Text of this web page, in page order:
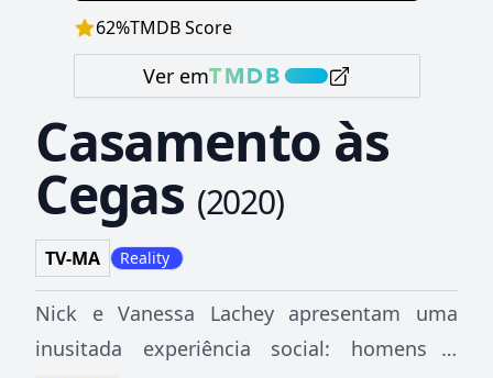
62%TMDB Score
Ver em
Casamento às
Cegas (2020)
TV-MA Reality
Nick e Vanessa Lachey apresentam uma
inusitada experiência social: homens e